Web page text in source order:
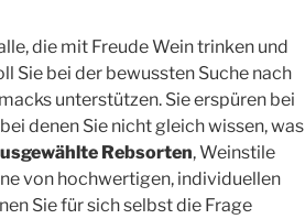
die mit Freude Wein trinken und
Sie bei der bewussten Suche nach
unterstützen. Sie erspüren bei
bei denen Sie nicht gleich wissen, was
Rebsorten, Weinstile
von hochwertigen, individuellen
Sie für sich selbst die Frage